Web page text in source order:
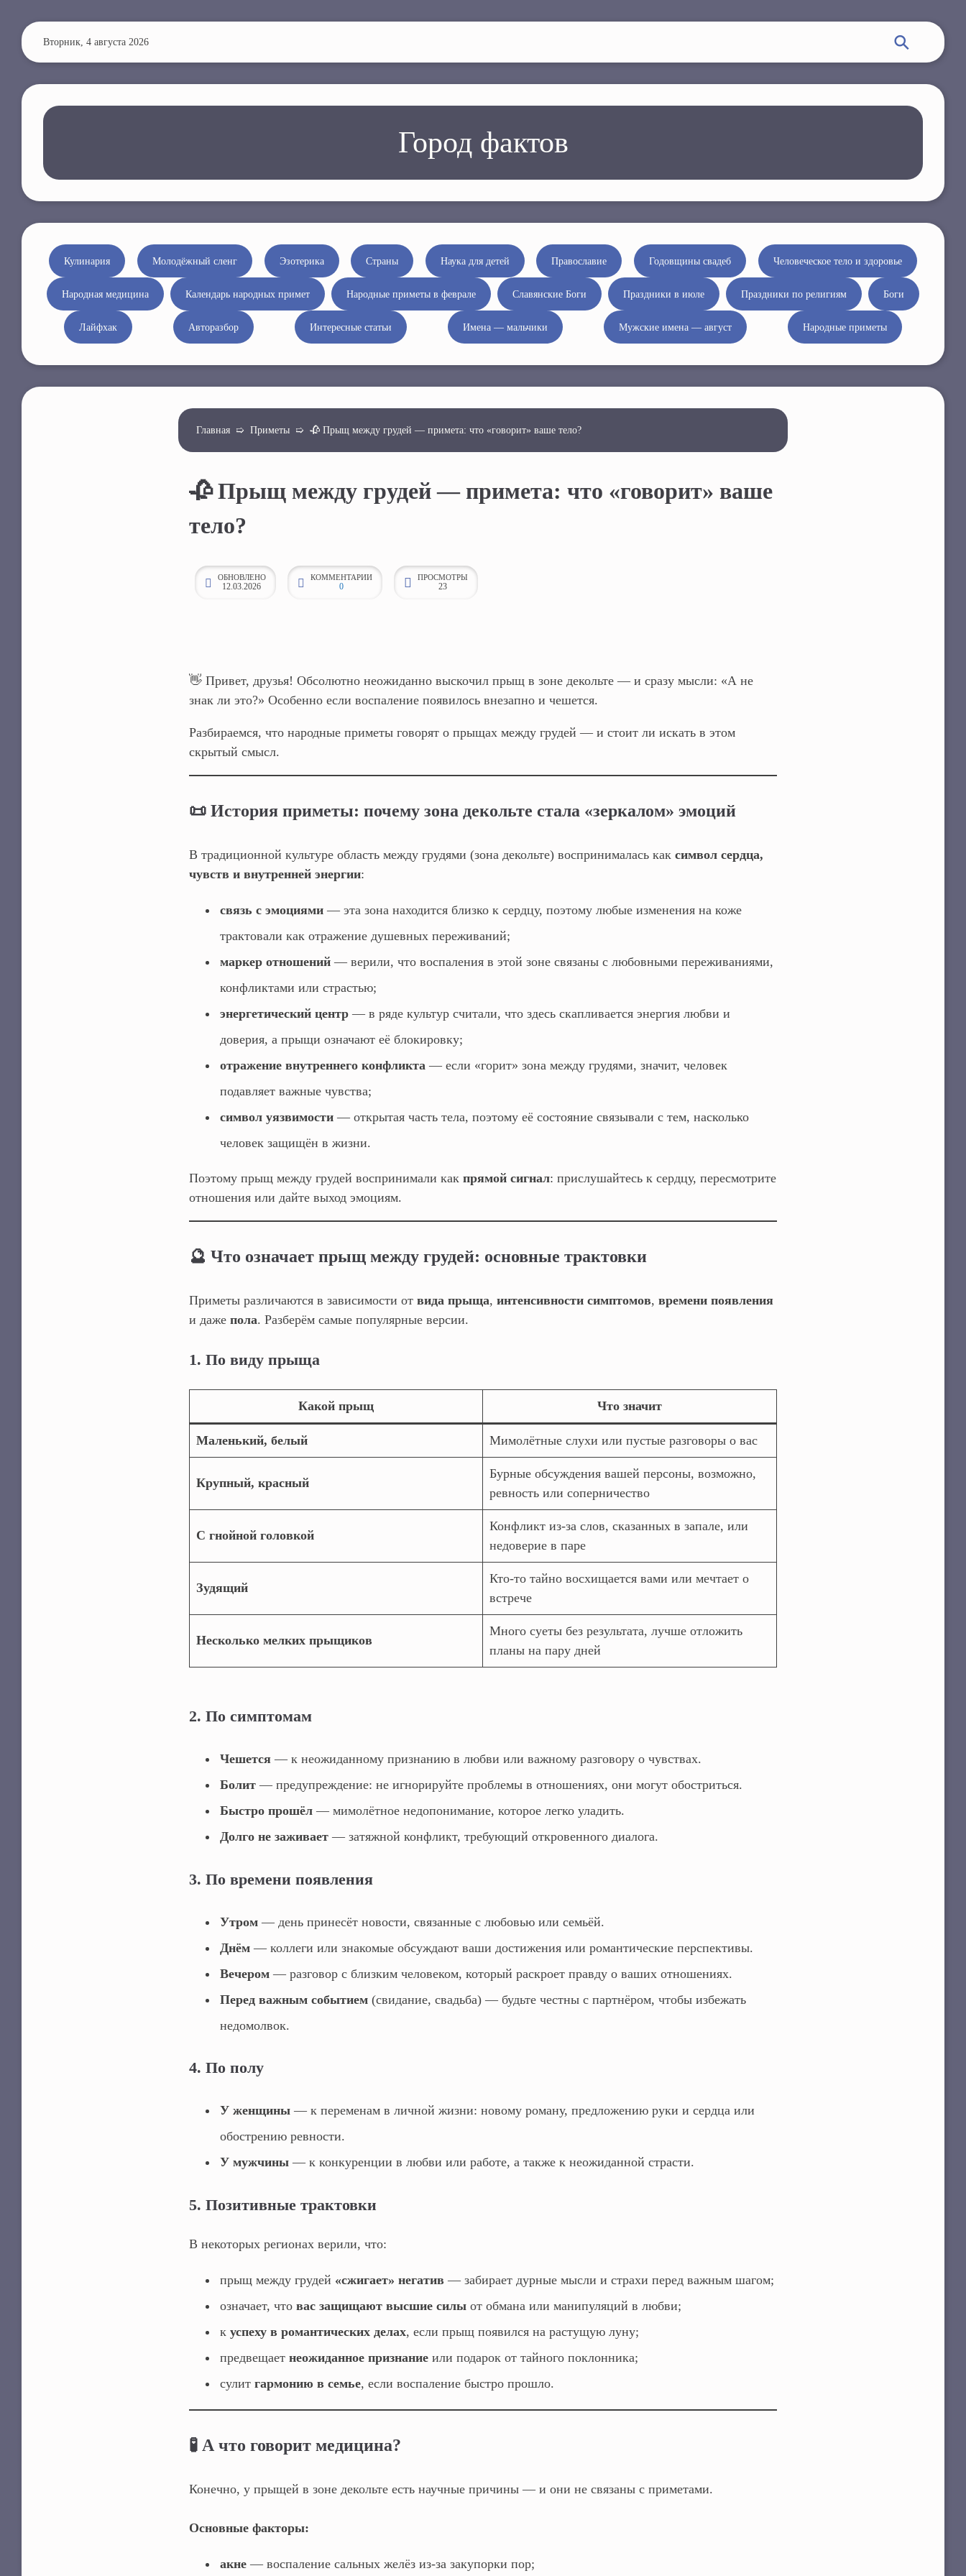
е
р
й
т
с
в
о
т
Вторник, 4 августа 2026
Город фактов
Кулинария Молодёжный сленг Эзотерика Страны Наука для детей Православие Годовщины свадеб Человеческое тело и здоровье
Народная медицина Календарь народных примет Народные приметы в феврале Славянские Боги Праздники в июле Праздники по религиям Боги
Лайфхак Авторазбор Интересные статьи Имена — мальчики Мужские имена — август Народные приметы
Главная➯ Приметы➯ 🥀 Прыщ между грудей — примета: что «говорит» ваше тело?
🥀 Прыщ между грудей — примета: что «говорит» ваше
тело?
ОБНОВЛЕНО
12.03.2026
КОММЕНТАРИИ
0
ПРОСМОТРЫ
23
👋 Привет, друзья! Обсолютно неожиданно выскочил прыщ в зоне декольте — и сразу мысли: «А не
знак ли это?» Особенно если воспаление появилось внезапно и чешется.
Разбираемся, что народные приметы говорят о прыщах между грудей — и стоит ли искать в этом
скрытый смысл.
📜 История приметы: почему зона декольте стала «зеркалом» эмоций
В традиционной культуре область между грудями (зона декольте) воспринималась как символ сердца,
чувств и внутренней энергии:
связь с эмоциями— эта зона находится близко к сердцу, поэтому любые изменения на коже
трактовали как отражение душевных переживаний;
маркер отношений— верили, что воспаления в этой зоне связаны с любовными переживаниями,
конфликтами или страстью;
энергетический центр— в ряде культур считали, что здесь скапливается энергия любви и
доверия, а прыщи означают её блокировку;
отражение внутреннего конфликта— если «горит» зона между грудями, значит, человек
подавляет важные чувства;
символ уязвимости— открытая часть тела, поэтому её состояние связывали с тем, насколько
человек защищён в жизни.
Поэтому прыщ между грудей воспринимали как прямой сигнал: прислушайтесь к сердцу, пересмотрите
отношения или дайте выход эмоциям.
🔮 Что означает прыщ между грудей: основные трактовки
Приметы различаются в зависимости от вида прыща, интенсивности симптомов, времени появления
и даже пола. Разберём самые популярные версии.
1. По виду прыща
Какой прыщ Что значит
Маленький, белый Мимолётные слухи или пустые разговоры о вас
Крупный, красный
Бурные обсуждения вашей персоны, возможно,
ревность или соперничество
С гнойной головкой
Конфликт из‑за слов, сказанных в запале, или
недоверие в паре
Зудящий
Кто‑то тайно восхищается вами или мечтает о
встрече
Несколько мелких прыщиков
Много суеты без результата, лучше отложить
планы на пару дней
2. По симптомам
Чешется— к неожиданному признанию в любви или важному разговору о чувствах.
Болит— предупреждение: не игнорируйте проблемы в отношениях, они могут обостриться.
Быстро прошёл— мимолётное недопонимание, которое легко уладить.
Долго не заживает— затяжной конфликт, требующий откровенного диалога.
3. По времени появления
Утром— день принесёт новости, связанные с любовью или семьёй.
Днём— коллеги или знакомые обсуждают ваши достижения или романтические перспективы.
Вечером— разговор с близким человеком, который раскроет правду о ваших отношениях.
Перед важным событием(свидание, свадьба) — будьте честны с партнёром, чтобы избежать
недомолвок.
4. По полу
У женщины— к переменам в личной жизни: новому роману, предложению руки и сердца или
обострению ревности.
У мужчины— к конкуренции в любви или работе, а также к неожиданной страсти.
5. Позитивные трактовки
В некоторых регионах верили, что:
прыщ между грудей «сжигает» негатив — забирает дурные мысли и страхи перед важным шагом;
означает, что вас защищают высшие силыот обмана или манипуляций в любви;
к успеху в романтических делах, если прыщ появился на растущую луну;
предвещает неожиданное признаниеили подарок от тайного поклонника;
сулит гармонию в семье, если воспаление быстро прошло.
🧪 А что говорит медицина?
Конечно, у прыщей в зоне декольте есть научные причины — и они не связаны с приметами.
Основные факторы:
акне— воспаление сальных желёз из‑за закупорки пор;